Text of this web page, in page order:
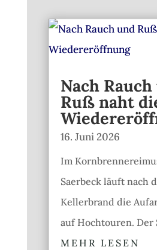
Nach
Ruß naht
16. Juni 2026
Im
Saerbeck läuft nach
Kellerbrand die
auf Hochtouren. Der
MEHR LESEN